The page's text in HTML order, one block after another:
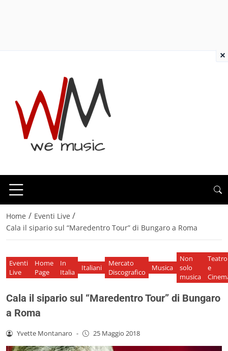
Home / Eventi Live /
Cala il sipario sul “Maredentro Tour” di Bungaro a Roma
Eventi
Live
Home
Page
In
Italia
Italiani
Mercato
Discografico
Musica
Non
solo
musica
Teatro
e
Cala il sipario sul “Maredentro Tour” di Bungaro
a Roma
Yvette Montanaro - 25 Maggio 2018
×